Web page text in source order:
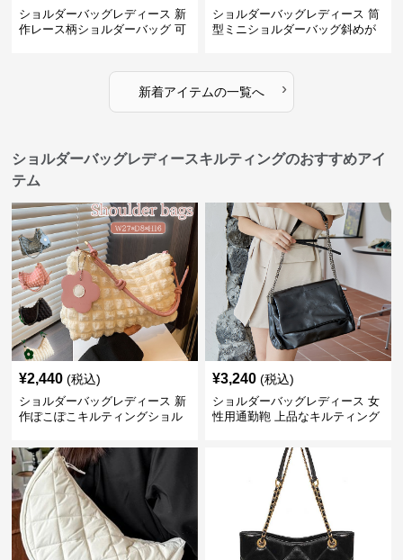
ショルダーバッグレディース 新
作レース柄ショルダーバッグ 可
ショルダーバッグレディース 筒
型ミニショルダーバッグ斜めが
新着アイテムの一覧へ ›
ショルダーバッグレディースキルティングのおすすめアイ
テム
¥2,440 (税込)
ショルダーバッグレディース 新
作ぽこぽこキルティングショル
¥3,240 (税込)
ショルダーバッグレディース 女
性用通勤鞄 上品なキルティング